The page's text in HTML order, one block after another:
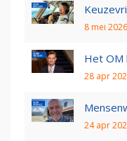
8 mei
Het OM
28 apr
24 apr